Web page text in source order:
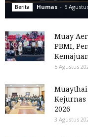
Berita Humas - 5
Muay
PBMI,
5 Agustus
Kejurnas
2026
3 Agustus